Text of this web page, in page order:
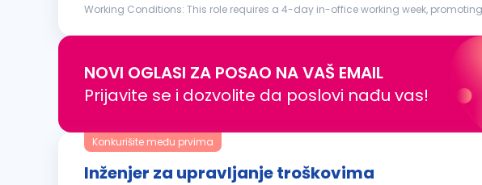
Working Conditions: This role requires a 4-day in-office working week, promoting a
NOVI OGLASI ZA POSAO NA VAŠ EMAIL
Prijavite se i dozvolite da poslovi nađu vas!
Konkurišite među prvima
Inženjer za upravljanje troškovima